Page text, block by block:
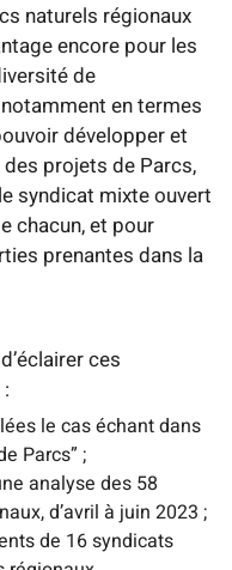
naturels régionaux
encore pour les
de
en termes
développer et
projets de Parcs,
syndicat mixte ouvert
chacun,et pour
prenantes dans la
ces
le cas échant dans
Parcs” ;
analyse des 58
d’avril à juin 2023 ;
de 16 syndicats